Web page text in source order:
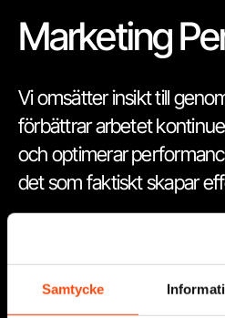
Samtycke
Marketing
Vi omsätter insikt till
förbättrar arbetet
och optimerar
det som faktiskt skapar
Paid Search
Paid Social